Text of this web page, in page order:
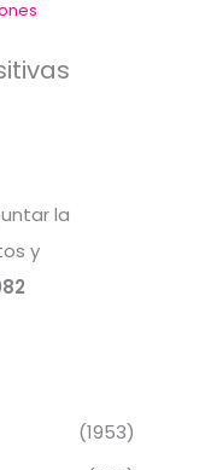
la
y
(1953)